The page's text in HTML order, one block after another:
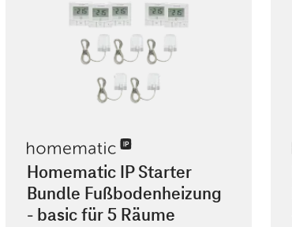
Homematic IP Starter
Bundle Fußbodenheizung
- basic für 5 Räume